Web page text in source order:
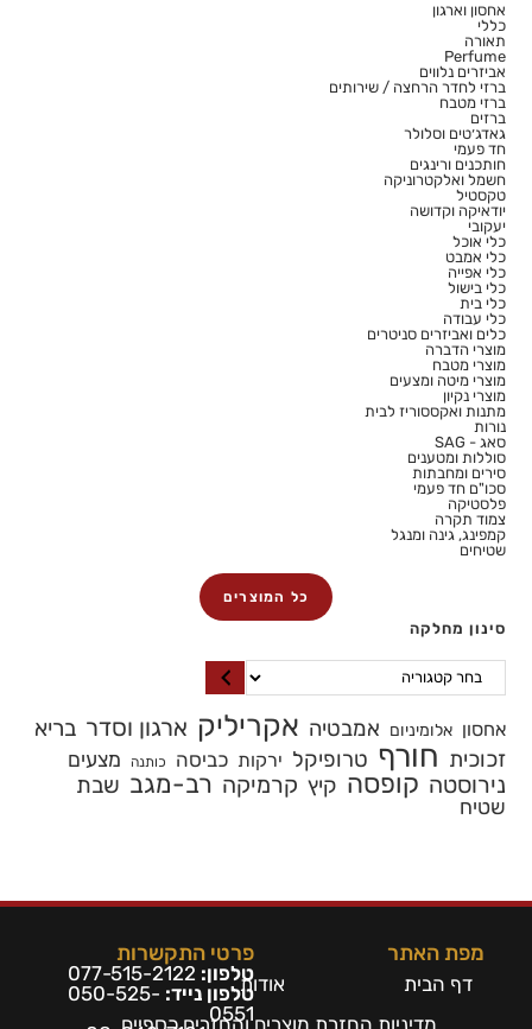
אחסון וארגון
כללי
תאורה
Perfume
אביזרים נלווים
ברזי לחדר הרחצה / שירותים
ברזי מטבח
ברזים
גאדג׳טים וסלולר
חד פעמי
חותכנים ורינגים
חשמל ואלקטרוניקה
טקסטיל
יודאיקה וקדושה
יעקובי
כלי אוכל
כלי אמבט
כלי אפייה
כלי בישול
כלי בית
כלי עבודה
כלים ואביזרים סניטרים
מוצרי הדברה
מוצרי מטבח
מוצרי מיטה ומצעים
מוצרי נקיון
מתנות ואקססוריז לבית
נורות
סאג - SAG
סוללות ומטענים
סירים ומחבתות
סכו"ם חד פעמי
פלסטיקה
צמוד תקרה
קמפינג, גינה ומנגל
שטיחים
כל המוצרים
סינון מחלקה
אחסון אלומיניום אמבטיה אקריליק ארגון וסדר בריא
זכוכית חורף טרופיקל ירקות כביסה כותנה מצעים
נירוסטה קופסה קיץ קרמיקה רב-מגב שבת
שטיח
מפת האתר
דף הבית
אודות
מדיניות החזרת מוצרים והחזרים כספיים
פרטי התקשרות
טלפון: 077-515-2122
טלפון נייד: 050-525-
0551